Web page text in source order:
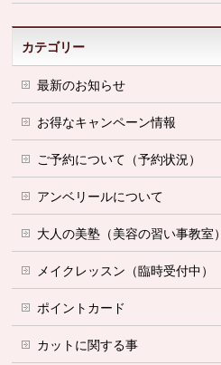
カテゴリー
最新のお知らせ
お得なキャンペーン情報
ご予約について（予約状況）
アンベリールについて
大人の美塾（美容の習い事教室）
メイクレッスン（臨時受付中）
ポイントカード
カットに関する事